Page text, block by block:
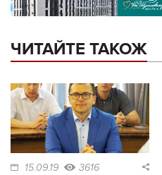
ЧИТАЙТЕ ТАКОЖ
15.09.19 3616